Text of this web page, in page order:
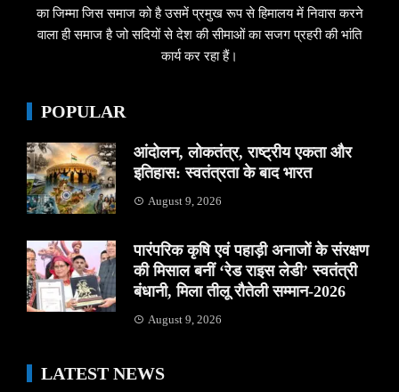
का जिम्मा जिस समाज को है उसमें प्रमुख रूप से हिमालय में निवास करने
वाला ही समाज है जो सदियों से देश की सीमाओं का सजग प्रहरी की भांति
कार्य कर रहा हैं।
POPULAR
आंदोलन, लोकतंत्र, राष्ट्रीय एकता और
इतिहास: स्वतंत्रता के बाद भारत
August 9, 2026
पारंपरिक कृषि एवं पहाड़ी अनाजों के संरक्षण
की मिसाल बनीं ‘रेड राइस लेडी’ स्वतंत्री
बंधानी, मिला तीलू रौतेली सम्मान-2026
August 9, 2026
LATEST NEWS